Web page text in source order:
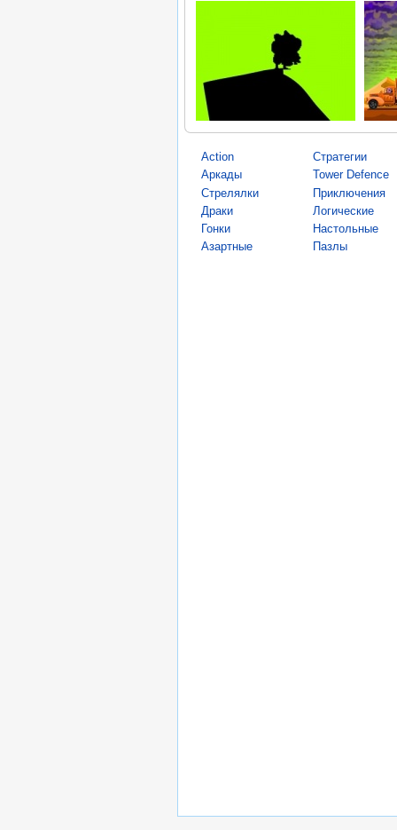
Action
Аркады
Стрелялки
Драки
Гонки
Азартные
Стратегии
Tower Defence
Приключения
Логические
Настольные
Пазлы